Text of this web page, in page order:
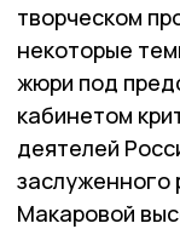
творческом
некоторые
жюри под
кабинетом
деятелей
заслуженного
Макаровой